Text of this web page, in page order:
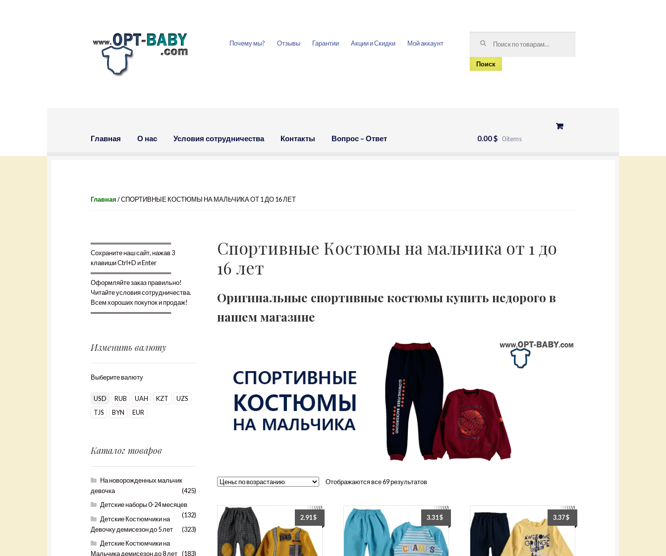
Skip to navigation
Skip to content
Почему мы? Отзывы Гарантии Акции и Скидки Мой аккаунт
Поиск
Главная О нас Условия сотрудничества Контакты Вопрос – Ответ 0.00 $ 0 items
Главная/ СПОРТИВНЫЕ КОСТЮМЫ НА МАЛЬЧИКА ОТ 1 ДО 16 ЛЕТ
Спортивные Костюмы на мальчика от 1 до
16 лет
Оригинальные спортивные костюмы купить недорого в
нашем магазине
Отображаются все 69 результатов
2.91$ 3.31$ 3.37$
══════════════════
Сохраните наш сайт, нажав 3
клавиши Ctrl+D и Enter
══════════════════
Оформляйте заказ правильно!
Читайте условия сотрудничества.
Всем хороших покупок и продаж!
══════════════════
Изменить валюту
Выберите валюту
USD RUB UAH KZT
UZS
TJS
BYN EUR
Каталог товаров
На новорожденных мальчик
девочка
(425)
Детские наборы 0-24 месяцев
(132)
Детские Костюмчики на
Девочку демисезон до 5 лет
(323)
Детские Костюмчики на
Мальчика демисезон до 8 лет (183)